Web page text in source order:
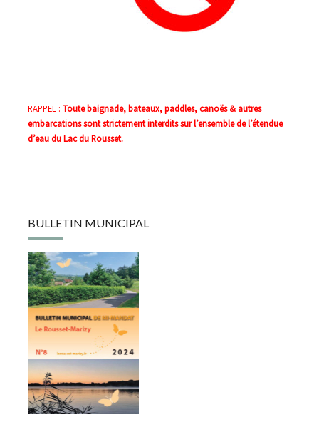
RAPPEL : Toute baignade, bateaux, paddles, canoës & autres
embarcations sont strictement interdits sur l’ensemble de l’étendue
d’eau du Lac du Rousset.
BULLETIN MUNICIPAL